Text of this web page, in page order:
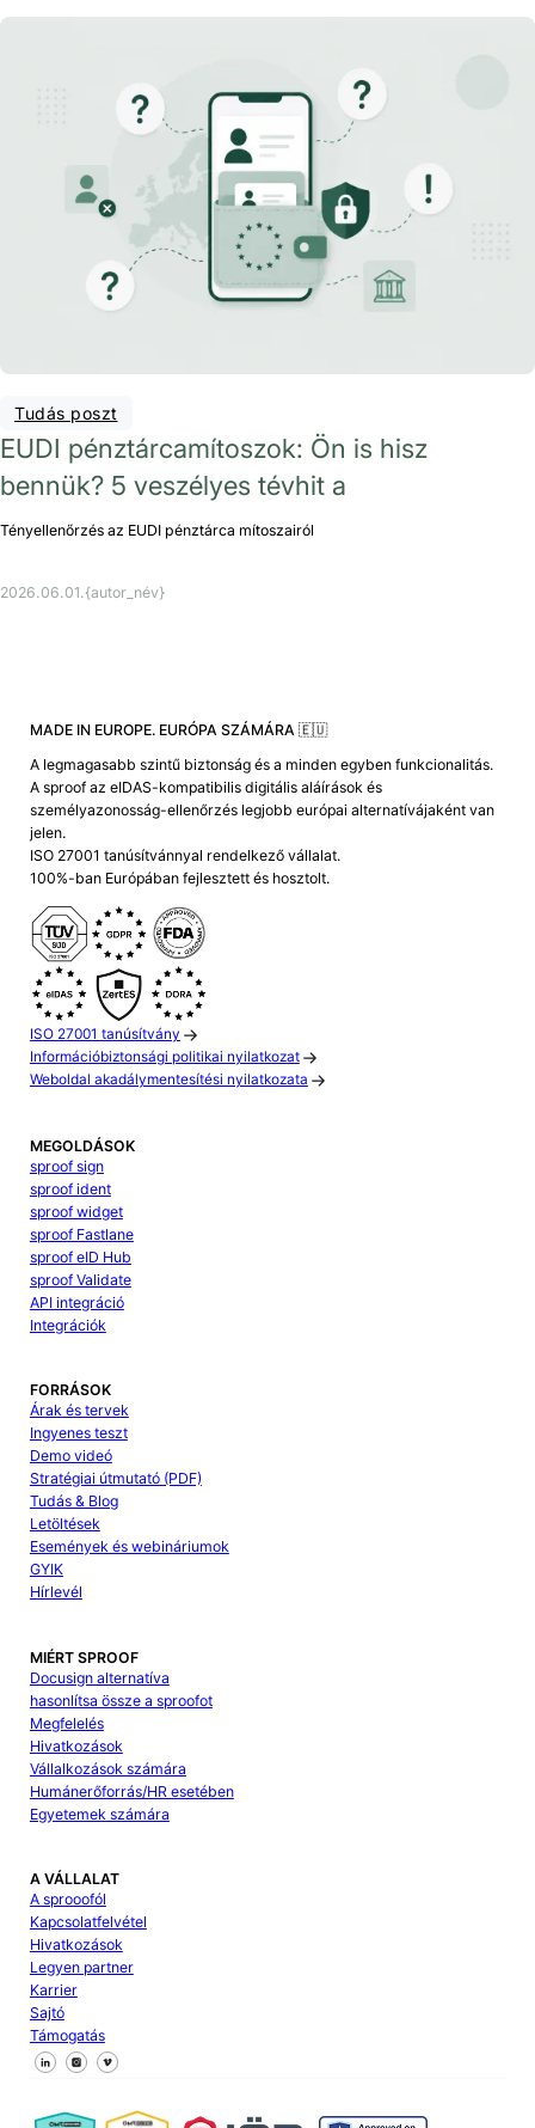
Tudás poszt
EUDI pénztárcamítoszok: Ön is hisz
bennük? 5 veszélyes tévhit a
Tényellenőrzés az EUDI pénztárca mítoszairól
2026.06.01. {autor_név}
MADE IN EUROPE. EURÓPA SZÁMÁRA 🇪🇺
A legmagasabb szintű biztonság és a minden egyben funkcionalitás.
A sproof az eIDAS-kompatibilis digitális aláírások és
személyazonosság-ellenőrzés legjobb európai alternatívájaként van
jelen.
ISO 27001 tanúsítvánnyal rendelkező vállalat.
100%-ban Európában fejlesztett és hosztolt.
ISO 27001 tanúsítvány
Információbiztonsági politikai nyilatkozat
Weboldal akadálymentesítési nyilatkozata
MEGOLDÁSOK
sproof sign
sproof ident
sproof widget
sproof Fastlane
sproof eID Hub
sproof Validate
API integráció
Integrációk
FORRÁSOK
Árak és tervek
Ingyenes teszt
Demo videó
Stratégiai útmutató (PDF)
Tudás & Blog
Letöltések
Események és webináriumok
GYIK
Hírlevél
MIÉRT SPROOF
Docusign alternatíva
hasonlítsa össze a sproofot
Megfelelés
Hivatkozások
Vállalkozások számára
Humánerőforrás/HR esetében
Egyetemek számára
A VÁLLALAT
A sprooofól
Kapcsolatfelvétel
Hivatkozások
Legyen partner
Karrier
Sajtó
Támogatás
Kövessen minket a Facebookon
Kövessen minket az X-en
Kövessen minket a LinkedIn-en